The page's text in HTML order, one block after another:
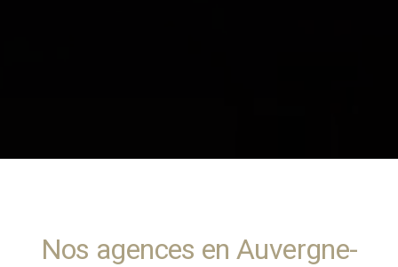
Nos agences en Auvergne-